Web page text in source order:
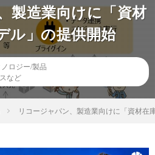
製造業向けに「資材
ル」の提供開始
ノロジー/製品
など
リコージャパン、製造業向けに「資材在